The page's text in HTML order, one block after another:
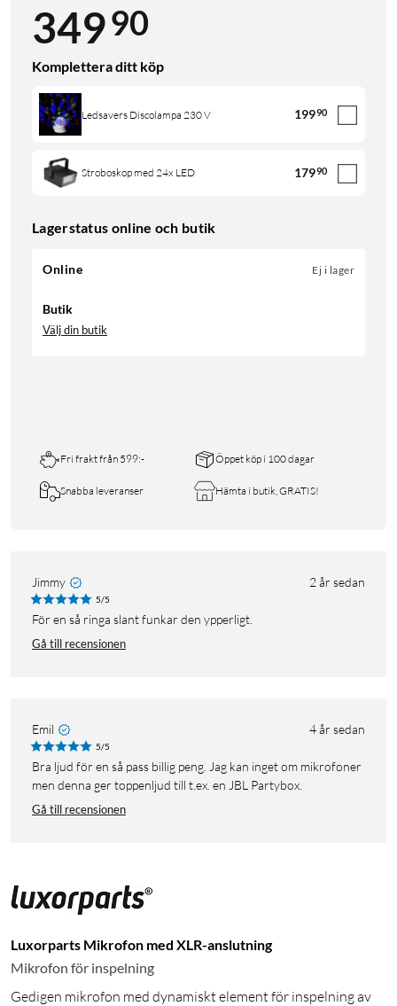
34990
Komplettera ditt köp
Ledsavers Discolampa 230 V 19990
Stroboskop med 24x LED 17990
Lagerstatus online och butik
Online Ej i lager
Butik
Välj din butik
Fri frakt från 599:- Öppet köp i 100 dagar
Snabba leveranser Hämta i butik, GRATIS!
Jimmy 2 år sedan
5/5
För en så ringa slant funkar den ypperligt.
Gå till recensionen
Emil 4 år sedan
5/5
Bra ljud för en så pass billig peng. Jag kan inget om mikrofoner
men denna ger toppenljud till t.ex. en JBL Partybox.
Gå till recensionen
Luxorparts Mikrofon med XLR-anslutning
Mikrofon för inspelning
Gedigen mikrofon med dynamiskt element för inspelning av